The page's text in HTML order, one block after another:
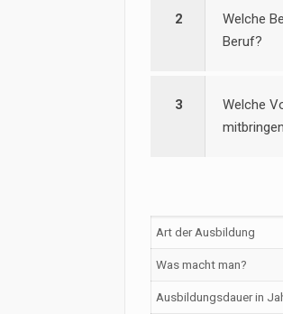
2
Welche
Beruf?
3
Welche
Art der Ausbildung
Was macht man?
Ausbildungsdauer in